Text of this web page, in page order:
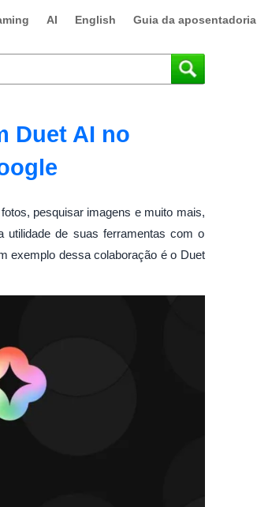
AI English Guia da aposentadoria
Duet AI no
pesquisar imagens e muito mais,
utilidade de suas ferramentas com o
exemplo dessa colaboração é o Duet